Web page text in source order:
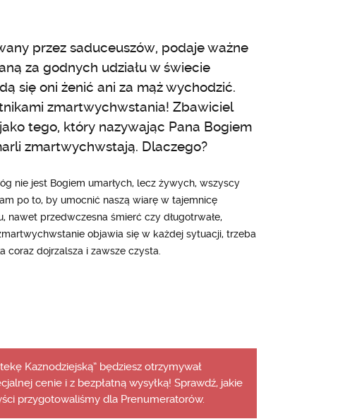
przez saduceuszów, podaje ważne
za godnych udziału w świecie
się oni żenić ani za mąż wychodzić.
zmartwychwstania! Zbawiciel
tego, który nazywając Pana Bogiem
zmartwychwstają. Dlaczego?
nie jest Bogiem umarłych, lecz żywych, wszyscy
po to, by umocnić naszą wiarę w tajemnicę
przedwczesna śmierć czy długotrwałe,
objawia się w każdej sytuacji, trzeba
coraz dojrzalsza i zawsze czysta.
Kaznodziejską” będziesz otrzymywał
cenie i z bezpłatną wysyłką! Sprawdź, jakie
przygotowaliśmy dla Prenumeratorów.